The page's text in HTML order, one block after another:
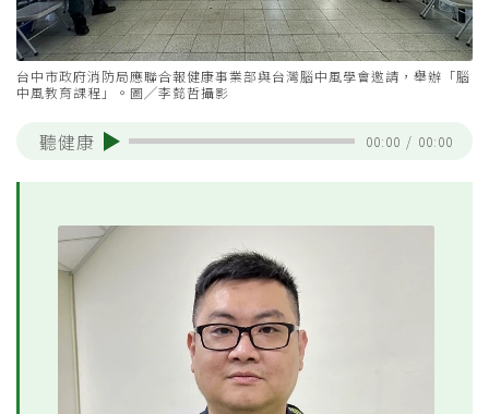
台中市政府消防局應聯合報健康事業部與台灣腦中風學會邀請，舉辦「腦
中風教育課程」。圖╱李懿哲攝影
聽健康 00:00 / 00:00